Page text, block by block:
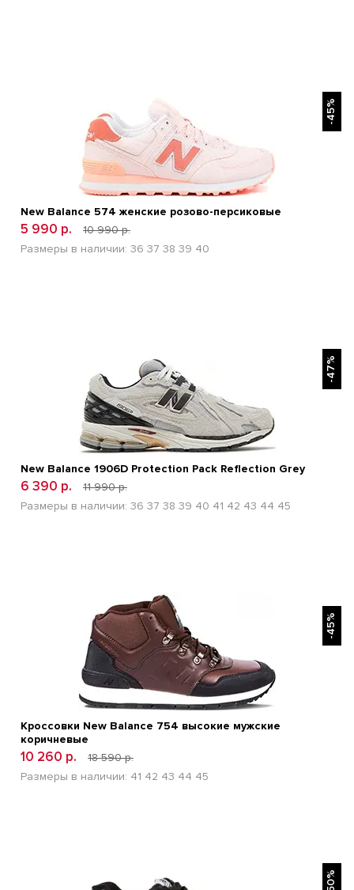
-45%
New Balance 574 женские розово-персиковые
5 990 р.
10 990 р.
Размеры в наличии: 36 37 38 39 40
-47%
New Balance 1906D Protection Pack Reflection Grey
6 390 р.
11 990 р.
Размеры в наличии: 36 37 38 39 40 41 42 43 44 45
БЫСТРЫЙ ПРОСМОТР
-45%
Кроссовки New Balance 754 высокие мужские
коричневые
10 260 р.
18 590 р.
Размеры в наличии: 41 42 43 44 45
-50%